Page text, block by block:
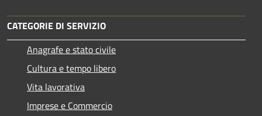
CATEGORIE DI SERVIZIO
Anagrafe e stato civile
Cultura e tempo libero
Vita lavorativa
Imprese e Commercio